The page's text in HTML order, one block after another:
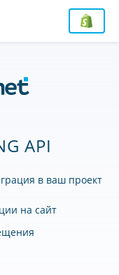
API
в ваш проект
на сайт